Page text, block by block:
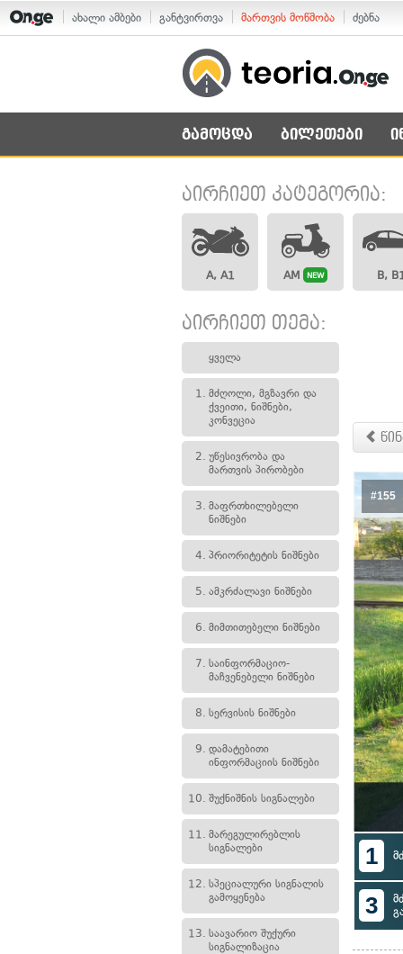
ახალი ამბები განტვირთვა მართვის მოწმობა ძებნა
გამოცდა ბილეთები
აირჩიეთ კატეგორია:
A, A1 AM NEW B,
აირჩიეთ თემა:
ყველა
1. მძღოლი, მგზავრი და
ქვეითი, ნიშნები,
კონვეცია
2. უწესივრობა და
მართვის პირობები
3. მაფრთხილებელი
ნიშნები
4. პრიორიტეტის ნიშნები
5. ამკრძალავი ნიშნები
6. მიმთითებელი ნიშნები
7. საინფორმაციო-
მაჩვენებელი ნიშნები
8. სერვისის ნიშნები
9. დამატებითი
ინფორმაციის ნიშნები
10. შუქნიშნის სიგნალები
11. მარეგულირებლის
სიგნალები
12. სპეციალური სიგნალის
გამოყენება
13. საავარიო შუქური
სიგნალიზაცია
#155
1
3